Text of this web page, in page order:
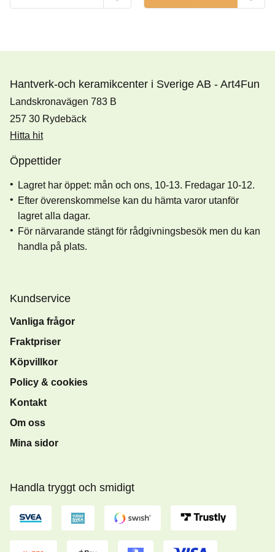
Hantverk-och keramikcenter i Sverige AB - Art4Fun
Landskronavägen 783 B
257 30 Rydebäck
Hitta hit
Öppettider
Lagret har öppet: mån och ons, 10-13. Fredagar 10-12.
Efter överenskommelse kan du hämta varor utanför
lagret alla dagar.
För närvarande stängt för rådgivningsbesök men du kan
handla på plats.
Kundservice
Vanliga frågor
Fraktpriser
Köpvillkor
Policy & cookies
Kontakt
Om oss
Mina sidor
Handla tryggt och smidigt